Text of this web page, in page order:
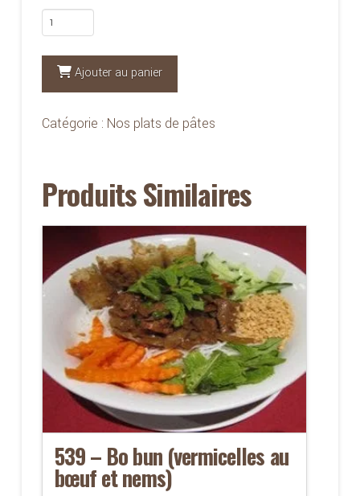
quantité
549N
-
Nouilles
variées
Ajouter au panier
Catégorie : Nos plats de pâtes
Produits Similaires
539 – Bo bun (vermicelles au
bœuf et nems)